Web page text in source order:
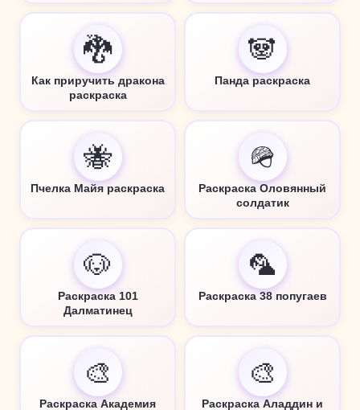
🐉
Как приручить дракона
раскраска
🐼
Панда раскраска
🐝
Пчелка Майя раскраска
🪖
Раскраска Оловянный
солдатик
🐶
Раскраска 101
Далматинец
🦜
Раскраска 38 попугаев
🎨
Раскраска Академия
🎨
Раскраска Аладдин и